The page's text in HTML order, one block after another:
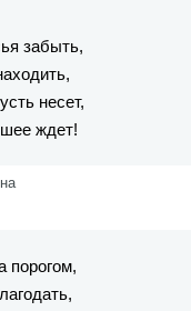
забыть,
несет,
ждет!
порогом,